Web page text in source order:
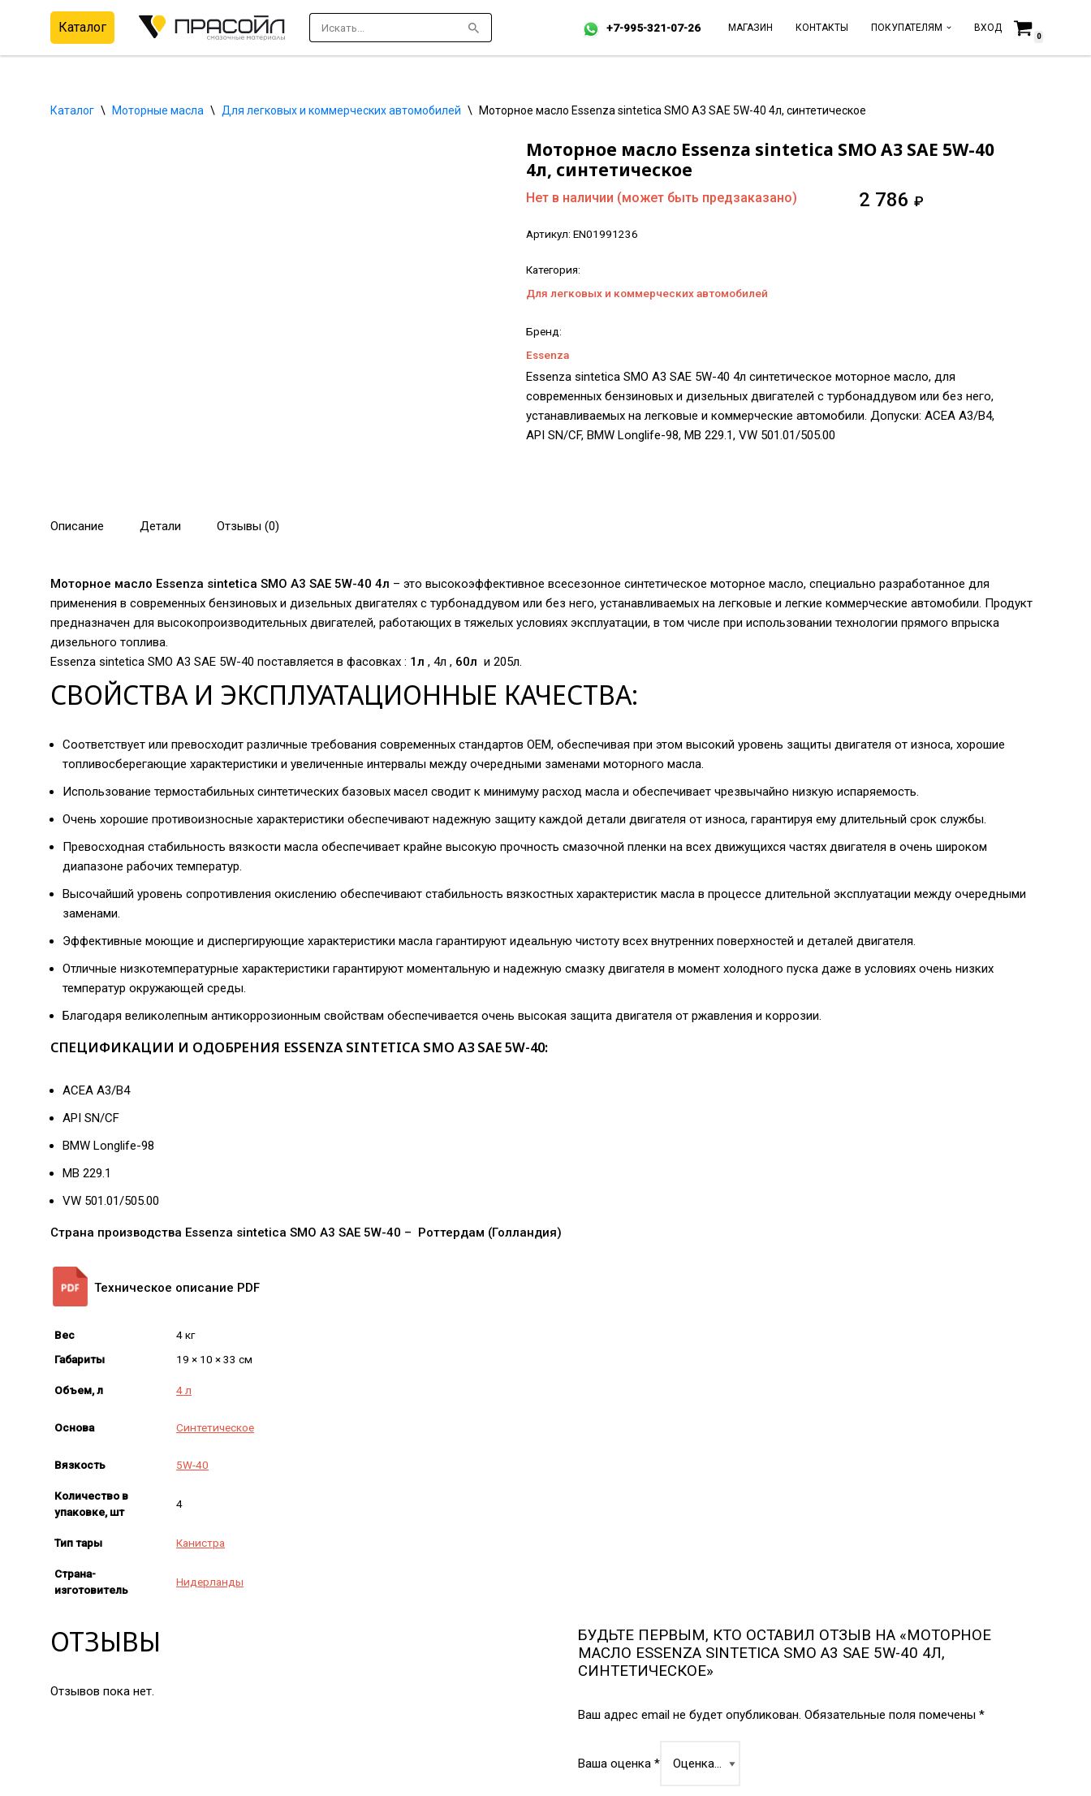
Перейти
Каталог +7-995-321-07-26 МАГАЗИН КОНТАКТЫ ПОКУПАТЕЛЯМ ВХОД
0
Каталог \ Моторные масла \ Для легковых и коммерческих автомобилей \ Моторное масло Essenza sintetica SMO A3 SAE 5W-40 4л, синтетическое
Моторное масло Essenza sintetica SMO A3 SAE 5W-40
4л, синтетическое
2 786 ₽
Нет в наличии (может быть предзаказано)
Артикул: EN01991236
Категория:
Для легковых и коммерческих автомобилей
Бренд:
Essenza
Essenza sintetica SMO A3 SAE 5W-40 4л синтетическое моторное масло, для
современных бензиновых и дизельных двигателей с турбонаддувом или без него,
устанавливаемых на легковые и коммерческие автомобили. Допуски: ACEA A3/B4,
API SN/CF, BMW Longlife-98, MB 229.1, VW 501.01/505.00
Описание Детали Отзывы (0)
Моторное масло Essenza sintetica SMO A3 SAE 5W-40 4л – это высокоэффективное всесезонное синтетическое моторное масло, специально разработанное для
применения в современных бензиновых и дизельных двигателях с турбонаддувом или без него, устанавливаемых на легковые и легкие коммерческие автомобили. Продукт
предназначен для высокопроизводительных двигателей, работающих в тяжелых условиях эксплуатации, в том числе при использовании технологии прямого впрыска
дизельного топлива.
Essenza sintetica SMO A3 SAE 5W-40 поставляется в фасовках : 1л , 4л , 60л и 205л.
СВОЙСТВА И ЭКСПЛУАТАЦИОННЫЕ КАЧЕСТВА:
Соответствует или превосходит различные требования современных стандартов OEM, обеспечивая при этом высокий уровень защиты двигателя от износа, хорошие
топливосберегающие характеристики и увеличенные интервалы между очередными заменами моторного масла.
Использование термостабильных синтетических базовых масел сводит к минимуму расход масла и обеспечивает чрезвычайно низкую испаряемость.
Очень хорошие противоизносные характеристики обеспечивают надежную защиту каждой детали двигателя от износа, гарантируя ему длительный срок службы.
Превосходная стабильность вязкости масла обеспечивает крайне высокую прочность смазочной пленки на всех движущихся частях двигателя в очень широком
диапазоне рабочих температур.
Высочайший уровень сопротивления окислению обеспечивают стабильность вязкостных характеристик масла в процессе длительной эксплуатации между очередными
заменами.
Эффективные моющие и диспергирующие характеристики масла гарантируют идеальную чистоту всех внутренних поверхностей и деталей двигателя.
Отличные низкотемпературные характеристики гарантируют моментальную и надежную смазку двигателя в момент холодного пуска даже в условиях очень низких
температур окружающей среды.
Благодаря великолепным антикоррозионным свойствам обеспечивается очень высокая защита двигателя от ржавления и коррозии.
СПЕЦИФИКАЦИИ И ОДОБРЕНИЯ ESSENZA SINTETICA SMO A3 SAE 5W-40:
ACEA A3/B4
API SN/CF
BMW Longlife-98
MB 229.1
VW 501.01/505.00
Страна производства Essenza sintetica SMO A3 SAE 5W-40 – Роттердам (Голландия)
Техническое описание PDF
Вес
4 кг
Габариты
19 × 10 × 33 см
Объем, л 4 л
Основа Синтетическое
Вязкость 5W-40
Количество в
упаковке, шт
4
Тип тары Канистра
Страна-
изготовитель
Нидерланды
ОТЗЫВЫ
Отзывов пока нет.
БУДЬТЕ ПЕРВЫМ, КТО ОСТАВИЛ ОТЗЫВ НА «МОТОРНОЕ
МАСЛО ESSENZA SINTETICA SMO A3 SAE 5W-40 4Л,
СИНТЕТИЧЕСКОЕ»
Ваш адрес email не будет опубликован. Обязательные поля помечены *
Ваша оценка *